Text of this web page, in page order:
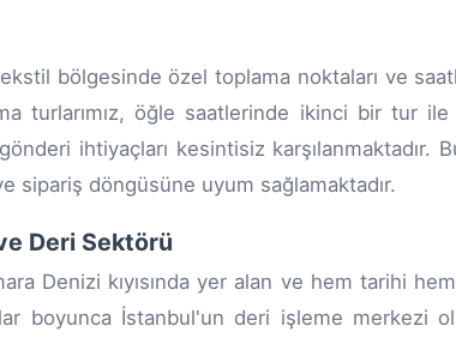
bölgesinde özel toplama noktaları ve
turlarımız, öğle saatlerinde ikinci bir tur
ihtiyaçları kesintisiz karşılanmaktadır.
sipariş döngüsüne uyum sağlamaktadır.
Deri Sektörü
Denizi kıyısında yer alan ve hem tarihi
boyunca İstanbul'un deri işleme merkezi